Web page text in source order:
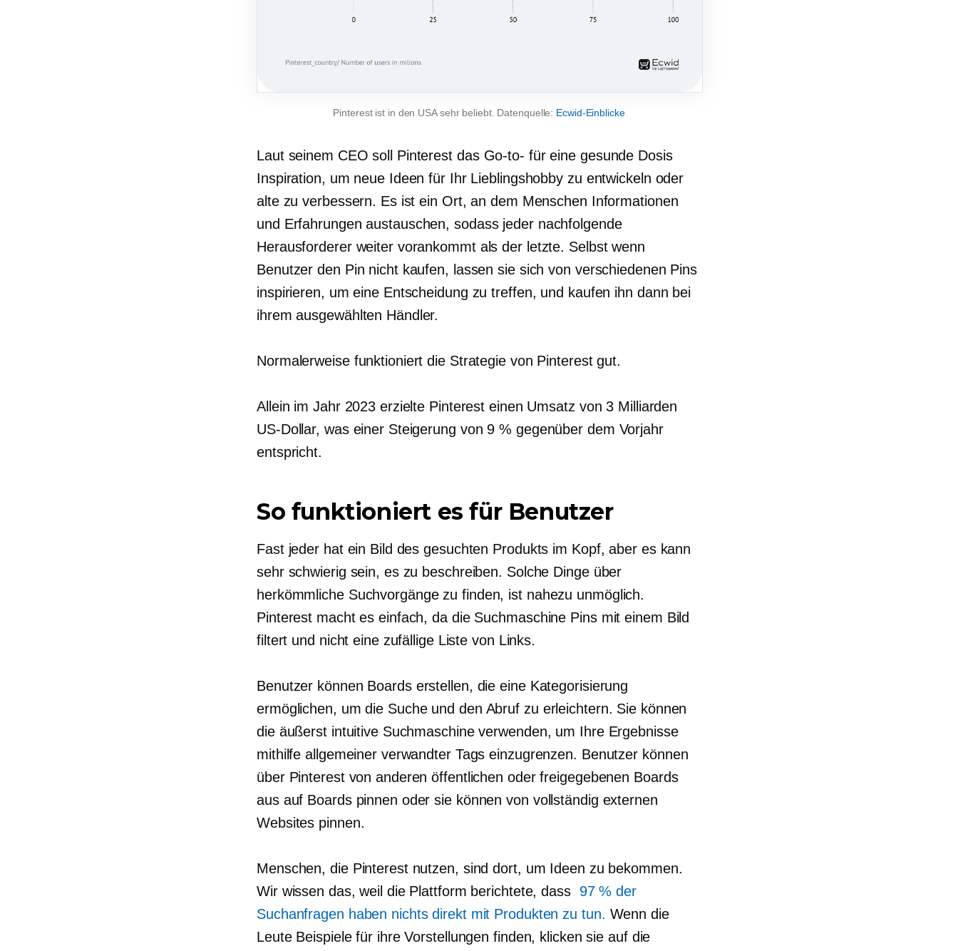
Pinterest ist in den USA sehr beliebt. Datenquelle: Ecwid-Einblicke
Laut seinem CEO soll Pinterest das Go-to- für eine gesunde Dosis
Inspiration, um neue Ideen für Ihr Lieblingshobby zu entwickeln oder
alte zu verbessern. Es ist ein Ort, an dem Menschen Informationen
und Erfahrungen austauschen, sodass jeder nachfolgende
Herausforderer weiter vorankommt als der letzte. Selbst wenn
Benutzer den Pin nicht kaufen, lassen sie sich von verschiedenen Pins
inspirieren, um eine Entscheidung zu treffen, und kaufen ihn dann bei
ihrem ausgewählten Händler.
Normalerweise funktioniert die Strategie von Pinterest gut.
Allein im Jahr 2023 erzielte Pinterest einen Umsatz von 3 Milliarden
US-Dollar, was einer Steigerung von 9 % gegenüber dem Vorjahr
entspricht.
So funktioniert es für Benutzer
Fast jeder hat ein Bild des gesuchten Produkts im Kopf, aber es kann
sehr schwierig sein, es zu beschreiben. Solche Dinge über
herkömmliche Suchvorgänge zu finden, ist nahezu unmöglich.
Pinterest macht es einfach, da die Suchmaschine Pins mit einem Bild
filtert und nicht eine zufällige Liste von Links.
Benutzer können Boards erstellen, die eine Kategorisierung
ermöglichen, um die Suche und den Abruf zu erleichtern. Sie können
die äußerst intuitive Suchmaschine verwenden, um Ihre Ergebnisse
mithilfe allgemeiner verwandter Tags einzugrenzen. Benutzer können
über Pinterest von anderen öffentlichen oder freigegebenen Boards
aus auf Boards pinnen oder sie können von vollständig externen
Websites pinnen.
Menschen, die Pinterest nutzen, sind dort, um Ideen zu bekommen.
Wir wissen das, weil die Plattform berichtete, dass 97 % der
Suchanfragen haben nichts direkt mit Produkten zu tun. Wenn die
Leute Beispiele für ihre Vorstellungen finden, klicken sie auf die